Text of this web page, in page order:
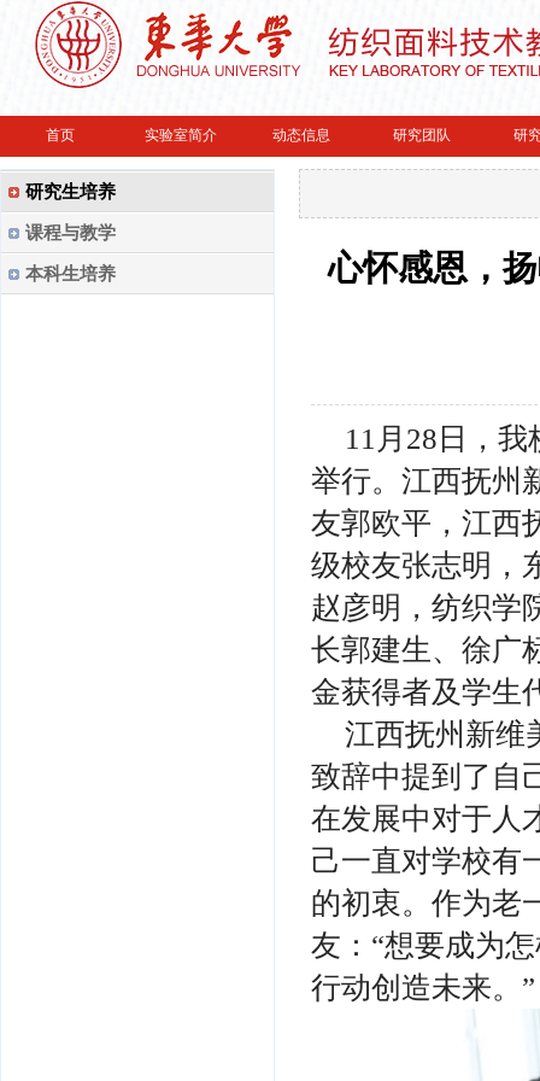
首页 实验室简介 动态信息 研究团队 研
研究生培养
课程与教学
本科生培养 心怀感恩，
11月28日，
举行。江西抚州
友郭欧平，江西
级校友张志明，
赵彦明，纺织学
长郭建生、徐广
金获得者及学生
江西抚州新维
致辞中提到了自
在发展中对于人
己一直对学校有
的初衷。作为老
友：“想要成为
行动创造未来。”